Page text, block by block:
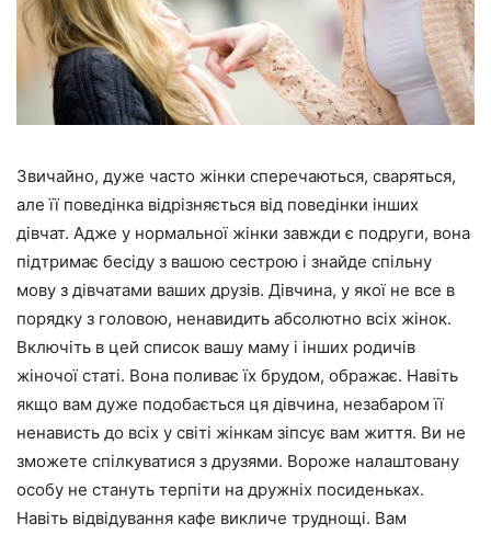
Звичайно, дуже часто жінки сперечаються, сваряться,
але її поведінка відрізняється від поведінки інших
дівчат. Адже у нормальної жінки завжди є подруги, вона
підтримає бесіду з вашою сестрою і знайде спільну
мову з дівчатами ваших друзів. Дівчина, у якої не все в
порядку з головою, ненавидить абсолютно всіх жінок.
Включіть в цей список вашу маму і інших родичів
жіночої статі. Вона поливає їх брудом, ображає. Навіть
якщо вам дуже подобається ця дівчина, незабаром її
ненависть до всіх у світі жінкам зіпсує вам життя. Ви не
зможете спілкуватися з друзями. Вороже налаштовану
особу не стануть терпіти на дружніх посиденьках.
Навіть відвідування кафе викличе труднощі. Вам